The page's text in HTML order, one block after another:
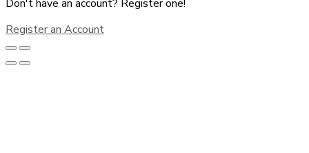
Don't have an account? Register one!
Register an Account